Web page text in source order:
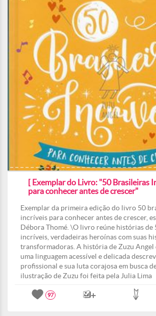
[ Exemplar do Livro: "50 Brasileiras
para conhecer antes de crescer"
Exemplar da primeira edição do livro 50
incríveis para conhecer antes de crescer,
Débora Thomé. \O livro reúne histórias de
incríveis, verdadeiras heroínas com suas
transformadoras. A história de Zuzu Angel
uma linguagem acessível e delicada
profissional e sua luta corajosa em busca
ilustração de Zuzu foi feita pela Julia Lima
97